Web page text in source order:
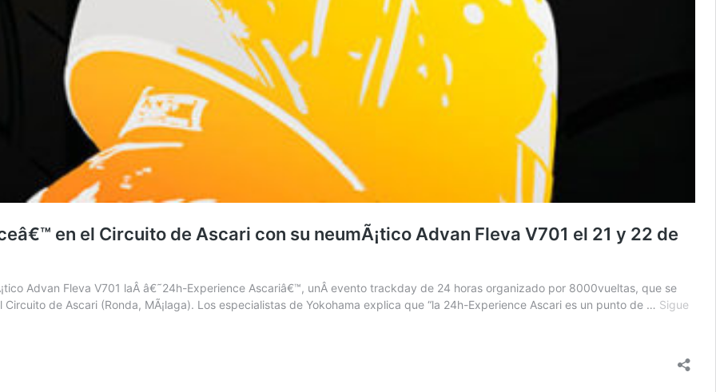
en el Circuito de Ascari con su neumÃ¡tico Advan Fleva V701 el 21 y 22 de
Advan Fleva V701 laÂ â€˜24h-Experience Ascariâ€™, unÂ evento trackday de 24 horas organizado por 8000vueltas, que se
de Ascari (Ronda, MÃ¡laga). Los especialistas de Yokohama explica que “la 24h-Experience Ascari es un punto de … Sigue